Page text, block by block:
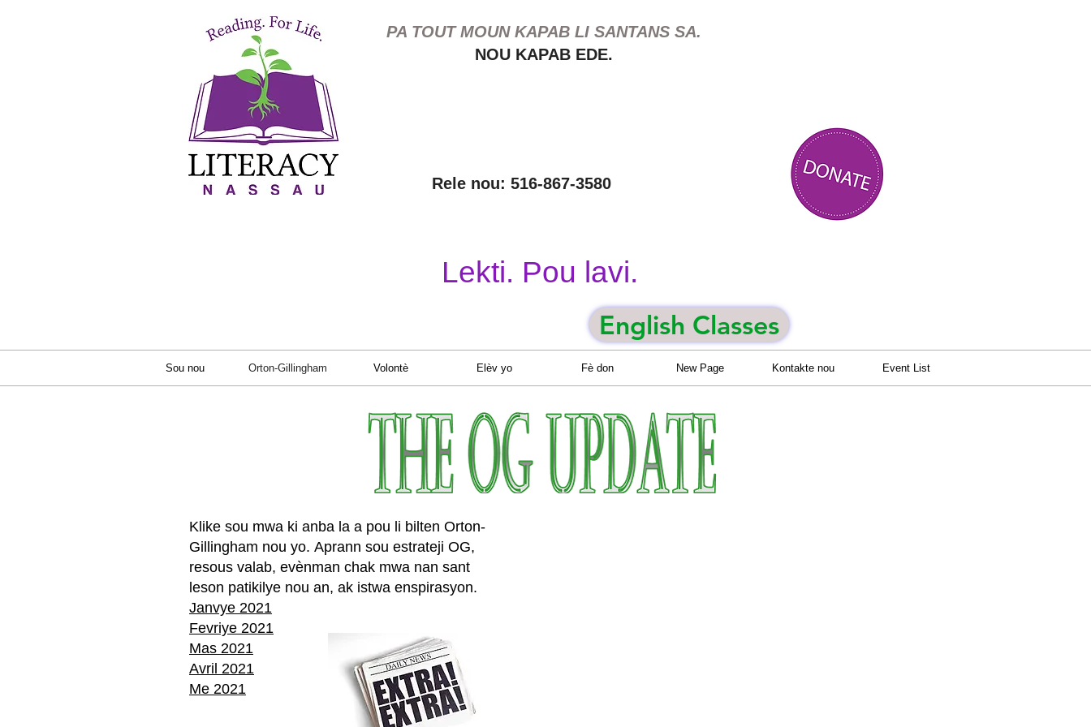
PA TOUT MOUN KAPAB LI SANTANS SA.
NOU KAPAB EDE.
Rele nou: 516-867-3580
Lekti. Pou lavi.
English Classes
Sou nou Orton-Gillingham Volontè Elèv yo Fè don New Page Kontakte nou Event List
Klike sou mwa ki anba la a pou li bilten Orton-
Gillingham nou yo. Aprann sou estrateji OG,
resous valab, evènman chak mwa nan sant
leson patikilye nou an, ak istwa enspirasyon.
Janvye 2021
Fevriye 2021
Mas 2021
Avril 2021
Me 2021